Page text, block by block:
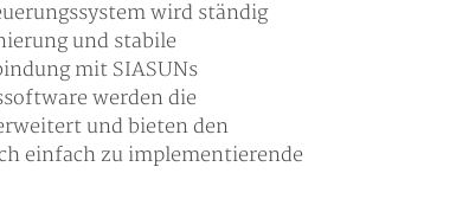
wird ständig
und stabile
mit SIASUNs
werden die
und bieten den
einfach zu implementierende